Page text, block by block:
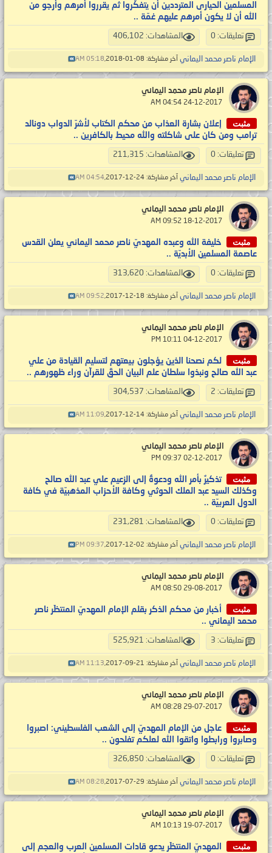
المسلمين الحيارى المترددين أن يتفكّروا ثم يقرروا أمرهم وأرجو من
الله أن لا يكون أمرهم عليهم غمّة ..
تعليقات: 0 المشاهدات: 406,102
الإمام ناصر محمد اليماني آخر مشاركة: 08-01-2018, 05:18 AM
الإمام ناصر محمد اليماني
مثبت
إعلان بشارة العذاب من محكم الكتاب لأشرّ الدواب دونالد
ترامب ومن كان على شاكلته والله محيط بالكافرين ..
تعليقات: 0 المشاهدات: 211,315
الإمام ناصر محمد اليماني آخر مشاركة: 24-12-2017, 04:54 AM
الإمام ناصر محمد اليماني
مثبت
خليفة الله وعبده المهديّ ناصر محمد اليماني يعلن القدس
عاصمة المسلمين الأبديّة ..
تعليقات: 0 المشاهدات: 313,620
الإمام ناصر محمد اليماني آخر مشاركة: 18-12-2017, 09:52 AM
الإمام ناصر محمد اليماني
مثبت
لكم نصحنا الذين يؤجلون بيعتهم لتسليم القيادة من علي
عبد الله صالح ونبذوا سلطان علم البيان الحقّ للقرآن وراء ظهورهم ..
تعليقات: 2 المشاهدات: 304,537
الإمام ناصر محمد اليماني آخر مشاركة: 14-12-2017, 11:09 AM
الإمام ناصر محمد اليماني
مثبت
تذكيرٌ بأمر الله ودعوةٌ إلى الزعيم علي عبد الله صالح
وكذلك السيد عبد الملك الحوثي وكافة الأحزاب المذهبيّة في كافة
الدول العربيّة ..
تعليقات: 0 المشاهدات: 231,281
الإمام ناصر محمد اليماني آخر مشاركة: 02-12-2017, 09:37 PM
الإمام ناصر محمد اليماني
مثبت
أخبار من محكم الذكر بقلم الإمام المهديّ المنتظَر ناصر
محمد اليماني ..
تعليقات: 3 المشاهدات: 525,921
الإمام ناصر محمد اليماني آخر مشاركة: 21-09-2017, 11:13 AM
الإمام ناصر محمد اليماني
مثبت
عاجل من الإمام المهديّ إلى الشعب الفلسطيني: اصبروا
وصابروا ورابطوا واتقوا الله لعلكم تفلحون ..
تعليقات: 0 المشاهدات: 326,850
الإمام ناصر محمد اليماني آخر مشاركة: 29-07-2017, 08:28 AM
الإمام ناصر محمد اليماني
مثبت
المهديّ المنتظَر يدعو قادات المسلمين العرب والعجم إلى